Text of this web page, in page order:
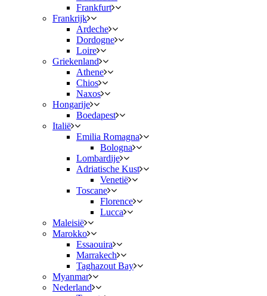
Frankfurt
Frankrijk
Ardeche
Dordogne
Loire
Griekenland
Athene
Chios
Naxos
Hongarije
Boedapest
Italië
Emilia Romagna
Bologna
Lombardije
Adriatische Kust
Venetië
Toscane
Florence
Lucca
Maleisië
Marokko
Essaouira
Marrakech
Taghazout Bay
Myanmar
Nederland